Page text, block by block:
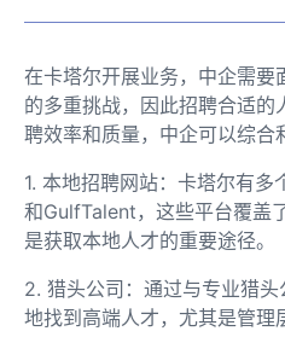
在卡塔尔开展业务，中企需要
的多重挑战，因此招聘合适的
聘效率和质量，中企可以综合
1. 本地招聘网站：卡塔尔有
和GulfTalent，这些平台覆盖
是获取本地人才的重要途径。
2. 猎头公司：通过与专业猎
地找到高端人才，尤其是管理